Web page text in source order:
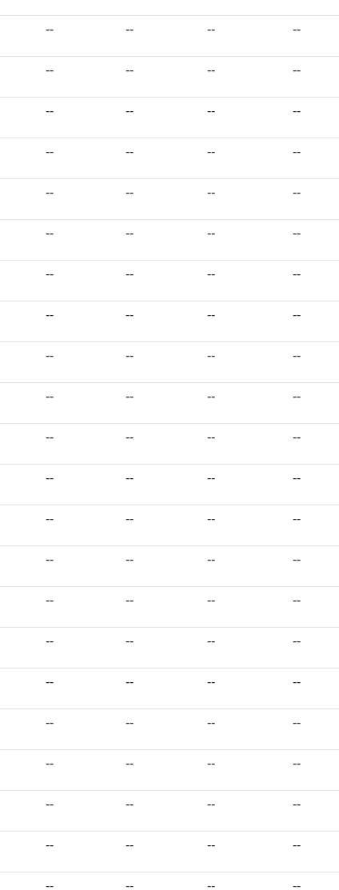
-- -- -- --
-- -- -- --
-- -- -- --
-- -- -- --
-- -- -- --
-- -- -- --
-- -- -- --
-- -- -- --
-- -- -- --
-- -- -- --
-- -- -- --
-- -- -- --
-- -- -- --
-- -- -- --
-- -- -- --
-- -- -- --
-- -- -- --
-- -- -- --
-- -- -- --
-- -- -- --
-- -- -- --
-- -- -- --